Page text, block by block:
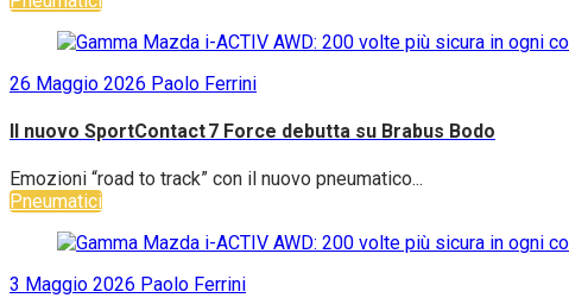
26 Maggio 2026 Paolo Ferrini
Il nuovo SportContact 7 Force debutta su Brabus Bodo
Emozioni “road to track” con il nuovo pneumatico...
Pneumatici
3 Maggio 2026 Paolo Ferrini